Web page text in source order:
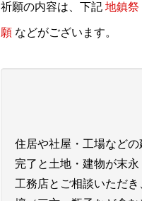
祈願の内容は、下記 地鎮祭
願 などがございます。
住居や社屋・工場など
完了と土地・建物が末永
工務店とご相談いただ